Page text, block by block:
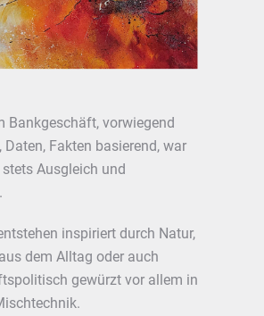
Bankgeschäft, vorwiegend
Daten, Fakten basierend, war
Ausgleich und
inspiriert durch Natur,
dem Alltag oder auch
gewürzt vor allem in